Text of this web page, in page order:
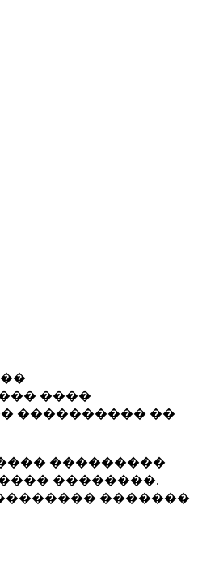
����
���������� ��
���������
��������.
�������